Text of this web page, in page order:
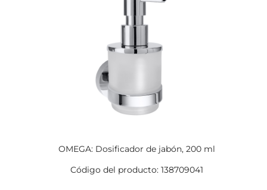
OMEGA: Dosificador de jabón, 200 ml
Código del producto: 138709041